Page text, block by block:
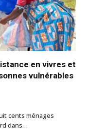
en vivres et
vulnérables
cents ménages
dans…